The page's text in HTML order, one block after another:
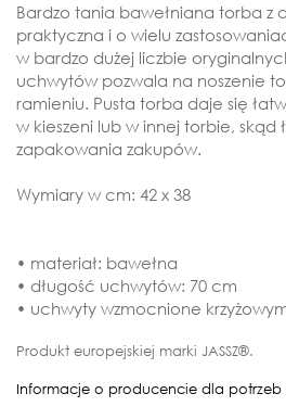
Bardzo tania bawełniana torba z
praktyczna i o wielu
w bardzo dużej liczbie
uchwytów pozwala na noszenie
ramieniu. Pusta torba daje się
w kieszeni lub w innej torbie, skąd
zapakowania zakupów.
Wymiary w cm: 42 x 38
• materiał: bawełna
• długość uchwytów: 70 cm
• uchwyty wzmocnione
Produkt europejskiej marki JASSZ®.
Informacje o producencie dla potrzeb